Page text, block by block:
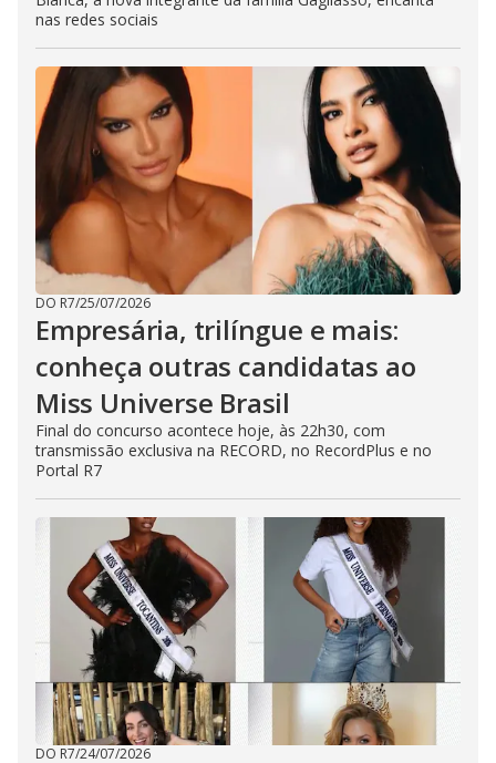
nas redes sociais
DO R7/25/07/2026
Empresária, trilíngue e mais:
conheça outras candidatas ao
Miss Universe Brasil
Final do concurso acontece hoje, às 22h30, com
transmissão exclusiva na RECORD, no RecordPlus e no
Portal R7
DO R7/24/07/2026